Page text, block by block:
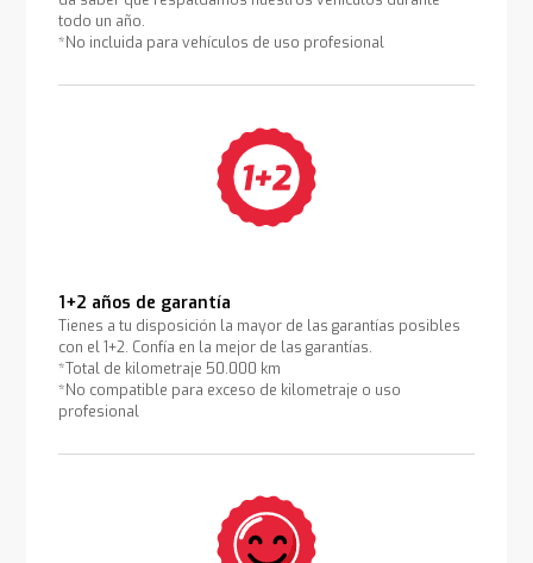
todo un año.
*No incluida para vehículos de uso profesional
1+2 años de garantía
Tienes a tu disposición la mayor de las garantías posibles
con el 1+2. Confía en la mejor de las garantías.
*Total de kilometraje 50.000 km
*No compatible para exceso de kilometraje o uso
profesional